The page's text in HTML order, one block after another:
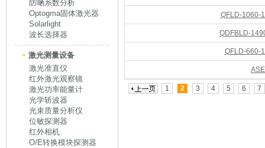
防嗮系数分析
Optogma固体激光器
Solarlight
波长选择器
激光测量设备
激光准直仪
红外激光观察镜
激光功率能量计
光学斩波器
光束质量分析仪
位敏探测器
红外相机
O/E转换模块探测器
QFLD-1060-
QDFBLD-
QFLD-660-
1 2 3 4 5 6 7